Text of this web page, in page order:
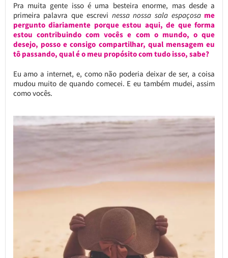
Pra muita gente isso é uma besteira enorme, mas desde a
primeira palavra que escrevi nessa nossa sala espaçosa me
pergunto diariamente porque estou aqui, de que forma
estou contribuindo com vocês e com o mundo, o que
desejo, posso e consigo compartilhar, qual mensagem eu
tô passando, qual é o meu propósito com tudo isso, sabe?
Eu amo a internet, e, como não poderia deixar de ser, a coisa
mudou muito de quando comecei. E eu também mudei, assim
como vocês.